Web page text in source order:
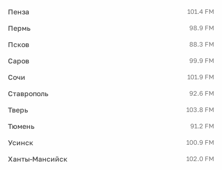
Пенза 101.4 FM
Пермь 98.9 FM
Псков 88.3 FM
Саров 99.9 FM
Сочи 101.9 FM
Ставрополь 92.6 FM
Тверь 103.8 FM
Тюмень 91.2 FM
Усинск 100.9 FM
Ханты-Мансийск 102.0 FM